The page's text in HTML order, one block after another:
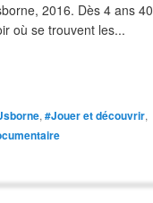
2016. Dès 4 ans 40
où se trouvent les...
, #Jouer et découvrir,